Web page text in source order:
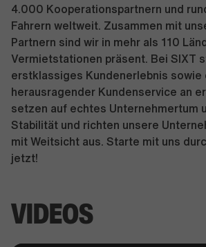
4.000 Kooperationspartnern und
Fahrern weltweit. Zusammen mit
Partnern sind wir in mehr als 110
Vermietstationen präsent. Bei SIXT
erstklassiges Kundenerlebnis sowie
herausragender Kundenservice an
setzen auf echtes Unternehmertum
Stabilität und richten unsere
mit Weitsicht aus. Starte mit uns
jetzt!
VIDEOS